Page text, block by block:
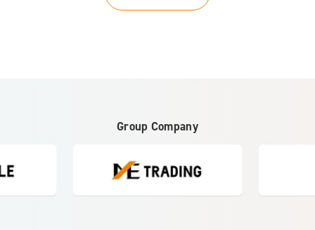
Group Company